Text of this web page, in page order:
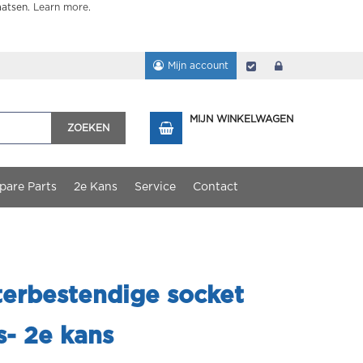
Learn more.
Mijn account Afrekenen
ZOEKEN
MIJN WINKELWAGEN
Parts 2e Kans Service Contact
socket
2e kans